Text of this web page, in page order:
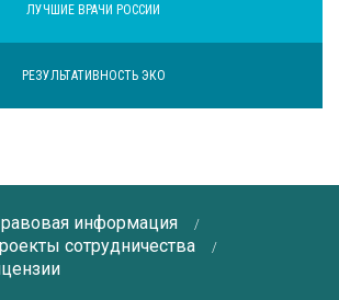
ЛУЧШИЕ ВРАЧИ РОССИИ
РЕЗУЛЬТАТИВНОСТЬ ЭКО
информация
сотрудничества